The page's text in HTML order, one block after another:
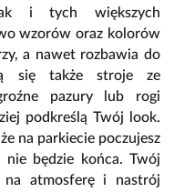
i tych większych
wzorów oraz kolorów
a nawet rozbawia do
się także stroje ze
pazury lub rogi
podkreślą Twój look.
na parkiecie poczujesz
będzie końca. Twój
na atmosferę i nastrój